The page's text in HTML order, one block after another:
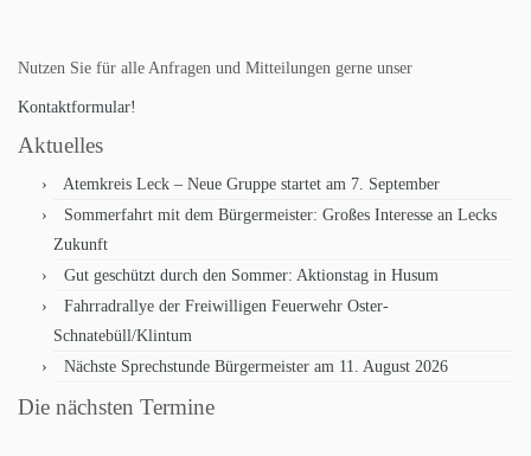
Nutzen Sie für alle Anfragen und Mitteilungen gerne unser
Kontaktformular!
Aktuelles
Atemkreis Leck – Neue Gruppe startet am 7. September
Sommerfahrt mit dem Bürgermeister: Großes Interesse an Lecks
Zukunft
Gut geschützt durch den Sommer: Aktionstag in Husum
Fahrradrallye der Freiwilligen Feuerwehr Oster-
Schnatebüll/Klintum
Nächste Sprechstunde Bürgermeister am 11. August 2026
Die nächsten Termine